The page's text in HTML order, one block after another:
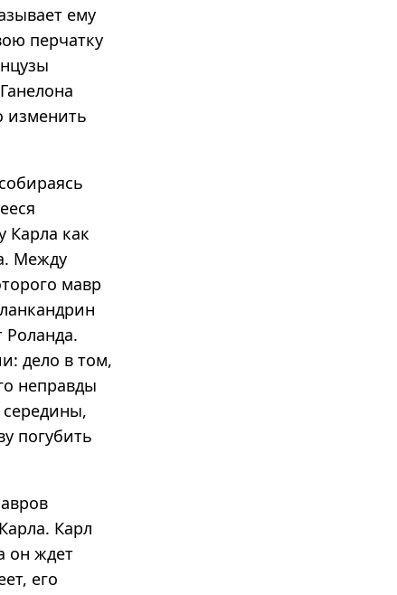
ему
перчатку
изменить
Карла как
Между
мавр
Роланда.
дело в том,
неправды
середины,
погубить
Карл
он ждет
его